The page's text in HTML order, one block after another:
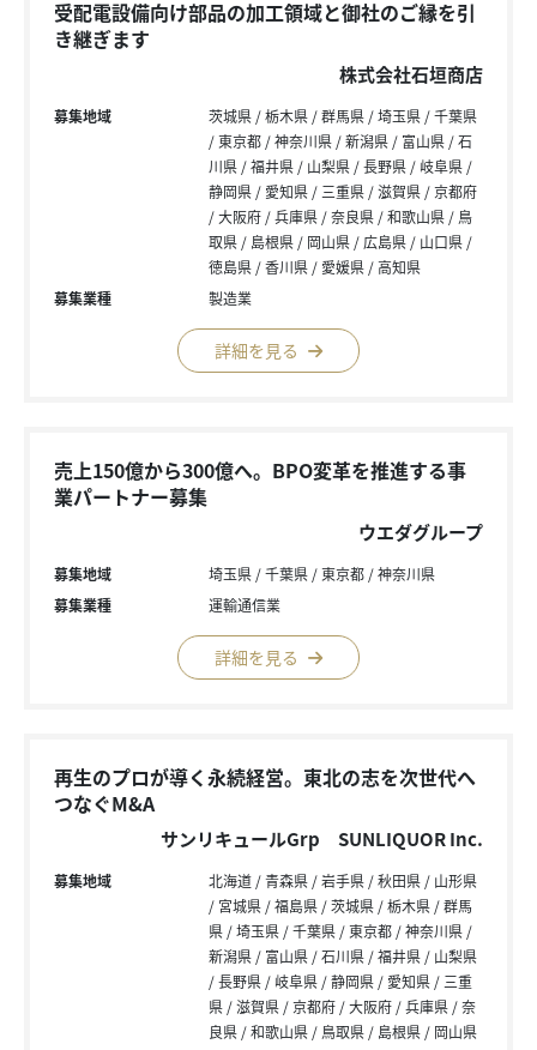
受配電設備向け部品の加工領域と御社のご縁を引
き継ぎます
株式会社石垣商店
募集地域 茨城県 栃木県 群馬県 埼玉県
千葉県
東京都
神奈川県 新潟県 富山県
石
川県
福井県 山梨県 長野県
岐阜県
静岡県
愛知県 三重県 滋賀県
京都府
大阪府
兵庫県 奈良県 和歌山県
鳥
取県
島根県 岡山県 広島県
山口県
徳島県
香川県 愛媛県
高知県
募集業種
製造業
詳細を見る
売上150億から300億へ。BPO変革を推進する事
業パートナー募集
ウエダグループ
募集地域 埼玉県 千葉県 東京都
神奈川県
募集業種
運輸通信業
詳細を見る
再生のプロが導く永続経営。東北の志を次世代へ
つなぐM&A
サンリキュールGrp SUNLIQUOR Inc.
募集地域 北海道 青森県 岩手県 秋田県
山形県
宮城県
福島県 茨城県 栃木県
群馬
県
埼玉県 千葉県 東京都
神奈川県
新潟県
富山県 石川県 福井県
山梨県
長野県
岐阜県 静岡県 愛知県
三重
県
滋賀県 京都府 大阪府 兵庫県
奈
良県
和歌山県 鳥取県 島根県
岡山県